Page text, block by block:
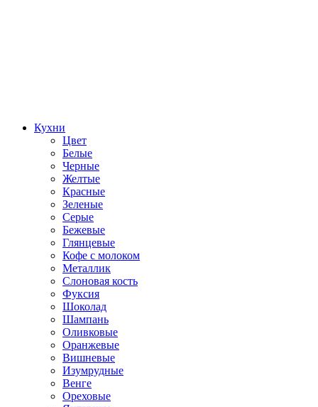
Кухни
Цвет
Белые
Черные
Желтые
Красные
Зеленые
Серые
Бежевые
Глянцевые
Кофе с молоком
Металлик
Слоновая кость
Фуксия
Шоколад
Шампань
Оливковые
Оранжевые
Вишневые
Изумрудные
Венге
Ореховые